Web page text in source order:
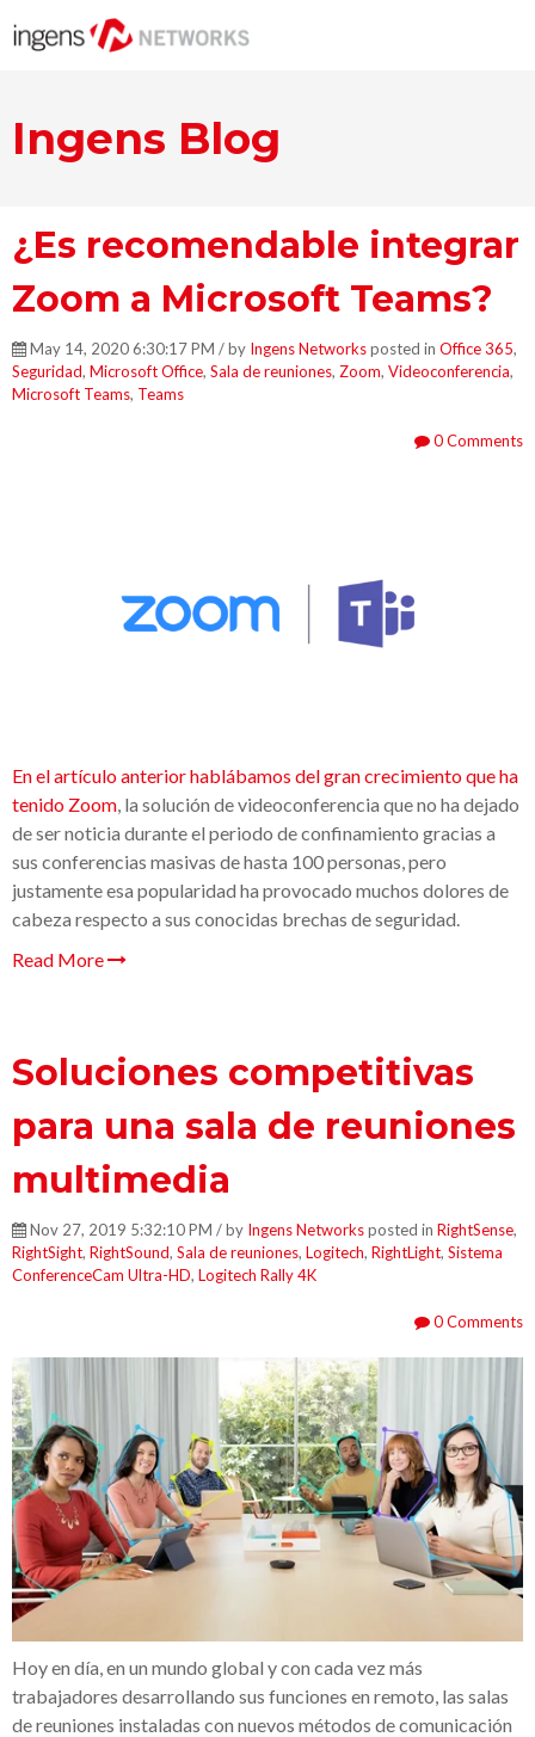
Ingens Blog
¿Es recomendable integrar
Zoom a Microsoft Teams?
May 14, 2020 6:30:17 PM / by Ingens Networksposted in Office 365,
Seguridad, Microsoft Office, Sala de reuniones, Zoom, Videoconferencia,
Microsoft Teams, Teams
0 Comments
En elartículoanteriorhablábamos del grancrecimientoque ha
tenido Zoom , la solución devideoconferencia que no ha dejado
de ser noticia durante el periodo de confinamiento gracias a
sus conferencias masivas de hasta 100 personas , pero
justamente esa popularidad ha provocado muchos dolores de
cabeza respecto a sus conocidas brechas deseguridad.
Read More
Soluciones competitivas
para una sala de reuniones
multimedia
Nov 27, 2019 5:32:10 PM / by Ingens Networksposted in RightSense,
RightSight, RightSound, Sala de reuniones, Logitech, RightLight, Sistema
ConferenceCam Ultra-HD, Logitech Rally 4K
0 Comments
Hoy en día, en un mundo global y con cada vez más
trabajadores desarrollando sus funciones en remoto, las salas
de reuniones instaladas con nuevos métodos de comunicación